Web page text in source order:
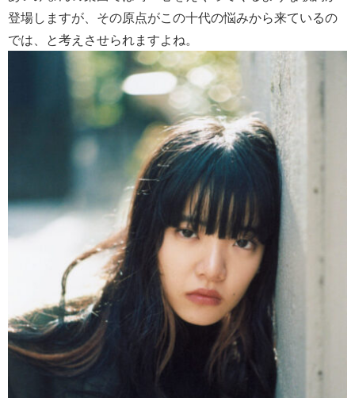
登場しますが、その原点がこの十代の悩みから来ているの
では、と考えさせられますよね。